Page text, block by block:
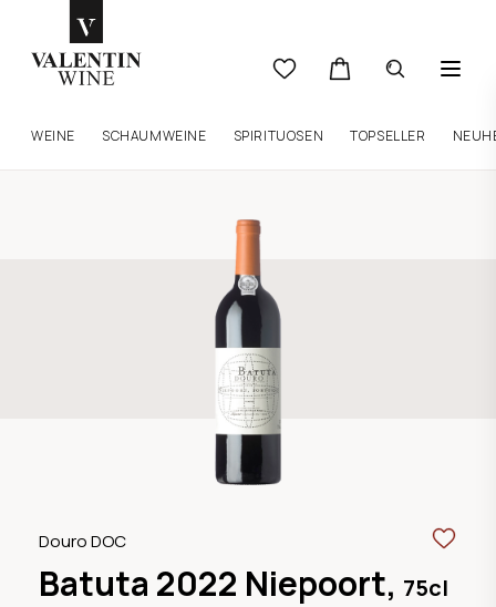
WEINE SCHAUMWEINE SPIRITUOSEN TOPSELLER
Douro DOC
Batuta 2022 Niepoort, 75cl